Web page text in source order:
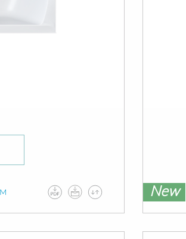
New